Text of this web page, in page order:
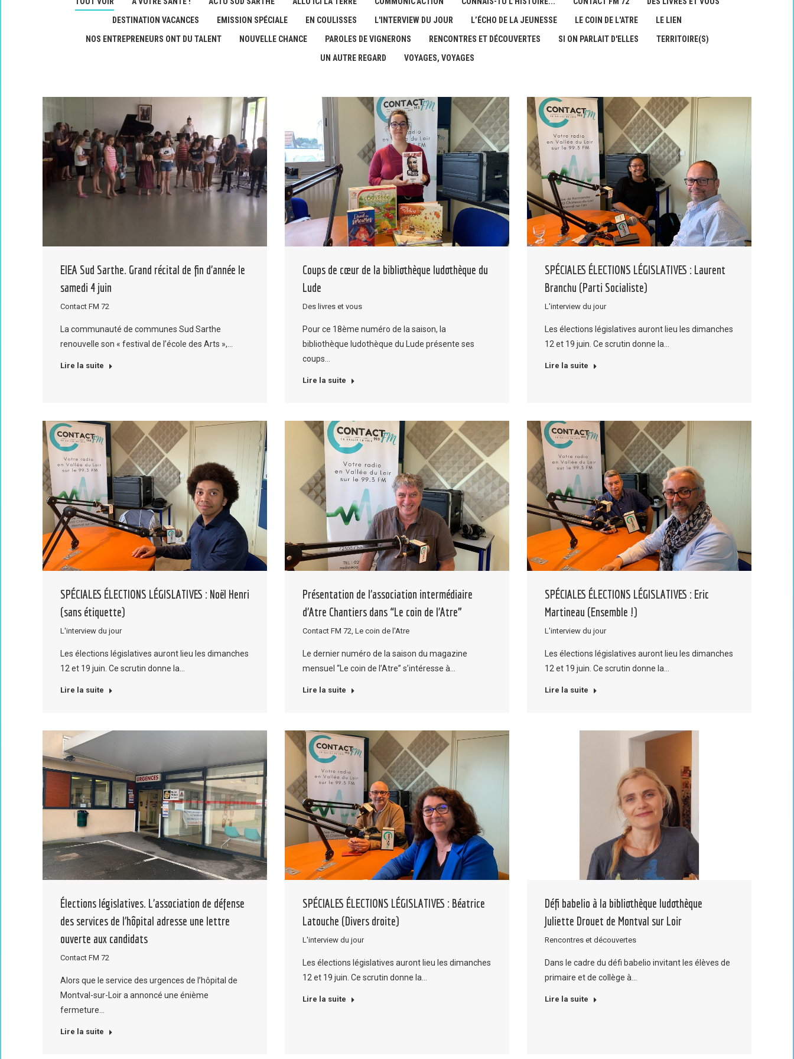
DESTINATION VACANCES
EMISSION SPÉCIALE EN COULISSES L'INTERVIEW DU JOUR L’ÉCHO DE LA JEUNESSE LE COIN DE L'ATRE
LE LIEN
NOS ENTREPRENEURS ONT DU TALENT
NOUVELLE CHANCE PAROLES DE VIGNERONS RENCONTRES ET DÉCOUVERTES SI ON PARLAIT D'ELLES
TERRITOIRE(S)
UN AUTRE REGARD
VOYAGES, VOYAGES
EIEA Sud Sarthe. Grand récital de fin d’année le
samedi 4 juin
Contact FM 72
La communauté de communes Sud Sarthe
renouvelle son « festival de l’école des Arts »,…
Lire la suite
Coups de cœur de la bibliothèque ludothèque du
Lude
Des livres et vous
Pour ce 18ème numéro de la saison, la
bibliothèque ludothèque du Lude présente ses
coups…
Lire la suite
SPÉCIALES ÉLECTIONS LÉGISLATIVES : Laurent
Branchu (Parti Socialiste)
L'interview du jour
Les élections législatives auront lieu les dimanches
12 et 19 juin. Ce scrutin donne la…
Lire la suite
SPÉCIALES ÉLECTIONS LÉGISLATIVES : Noël Henri
(sans étiquette)
L'interview du jour
Les élections législatives auront lieu les dimanches
12 et 19 juin. Ce scrutin donne la…
Lire la suite
Présentation de l’association intermédiaire
d’Atre Chantiers dans “Le coin de l’Atre”
Contact FM 72 Le coin de l'Atre
Le dernier numéro de la saison du magazine
mensuel “Le coin de l’Atre” s’intéresse à…
Lire la suite
SPÉCIALES ÉLECTIONS LÉGISLATIVES : Eric
Martineau (Ensemble !)
L'interview du jour
Les élections législatives auront lieu les dimanches
12 et 19 juin. Ce scrutin donne la…
Lire la suite
Élections législatives. L’association de défense
des services de l’hôpital adresse une lettre
ouverte aux candidats
Contact FM 72
Alors que le service des urgences de l’hôpital de
Montval-sur-Loir a annoncé une énième
fermeture…
Lire la suite
SPÉCIALES ÉLECTIONS LÉGISLATIVES : Béatrice
Latouche (Divers droite)
L'interview du jour
Les élections législatives auront lieu les dimanches
12 et 19 juin. Ce scrutin donne la…
Lire la suite
Défi babelio à la bibliothèque ludothèque
Juliette Drouet de Montval sur Loir
Rencontres et découvertes
Dans le cadre du défi babelio invitant les élèves de
primaire et de collège à…
Lire la suite